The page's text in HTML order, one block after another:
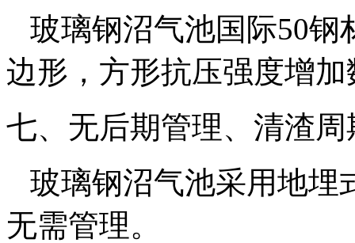
玻璃钢沼气池国际50钢
边形，方形抗压强度增加
七、无后期管理、清渣周
玻璃钢沼气池采用地埋
无需管理。